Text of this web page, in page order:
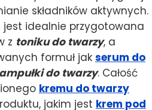
składników aktywnych.
jest idealnie przygotowana
z toniku do twarzy, a
formuł jak serum do
ampułki do twarzy. Całość
kremu do twarzy
jakim jest krem pod